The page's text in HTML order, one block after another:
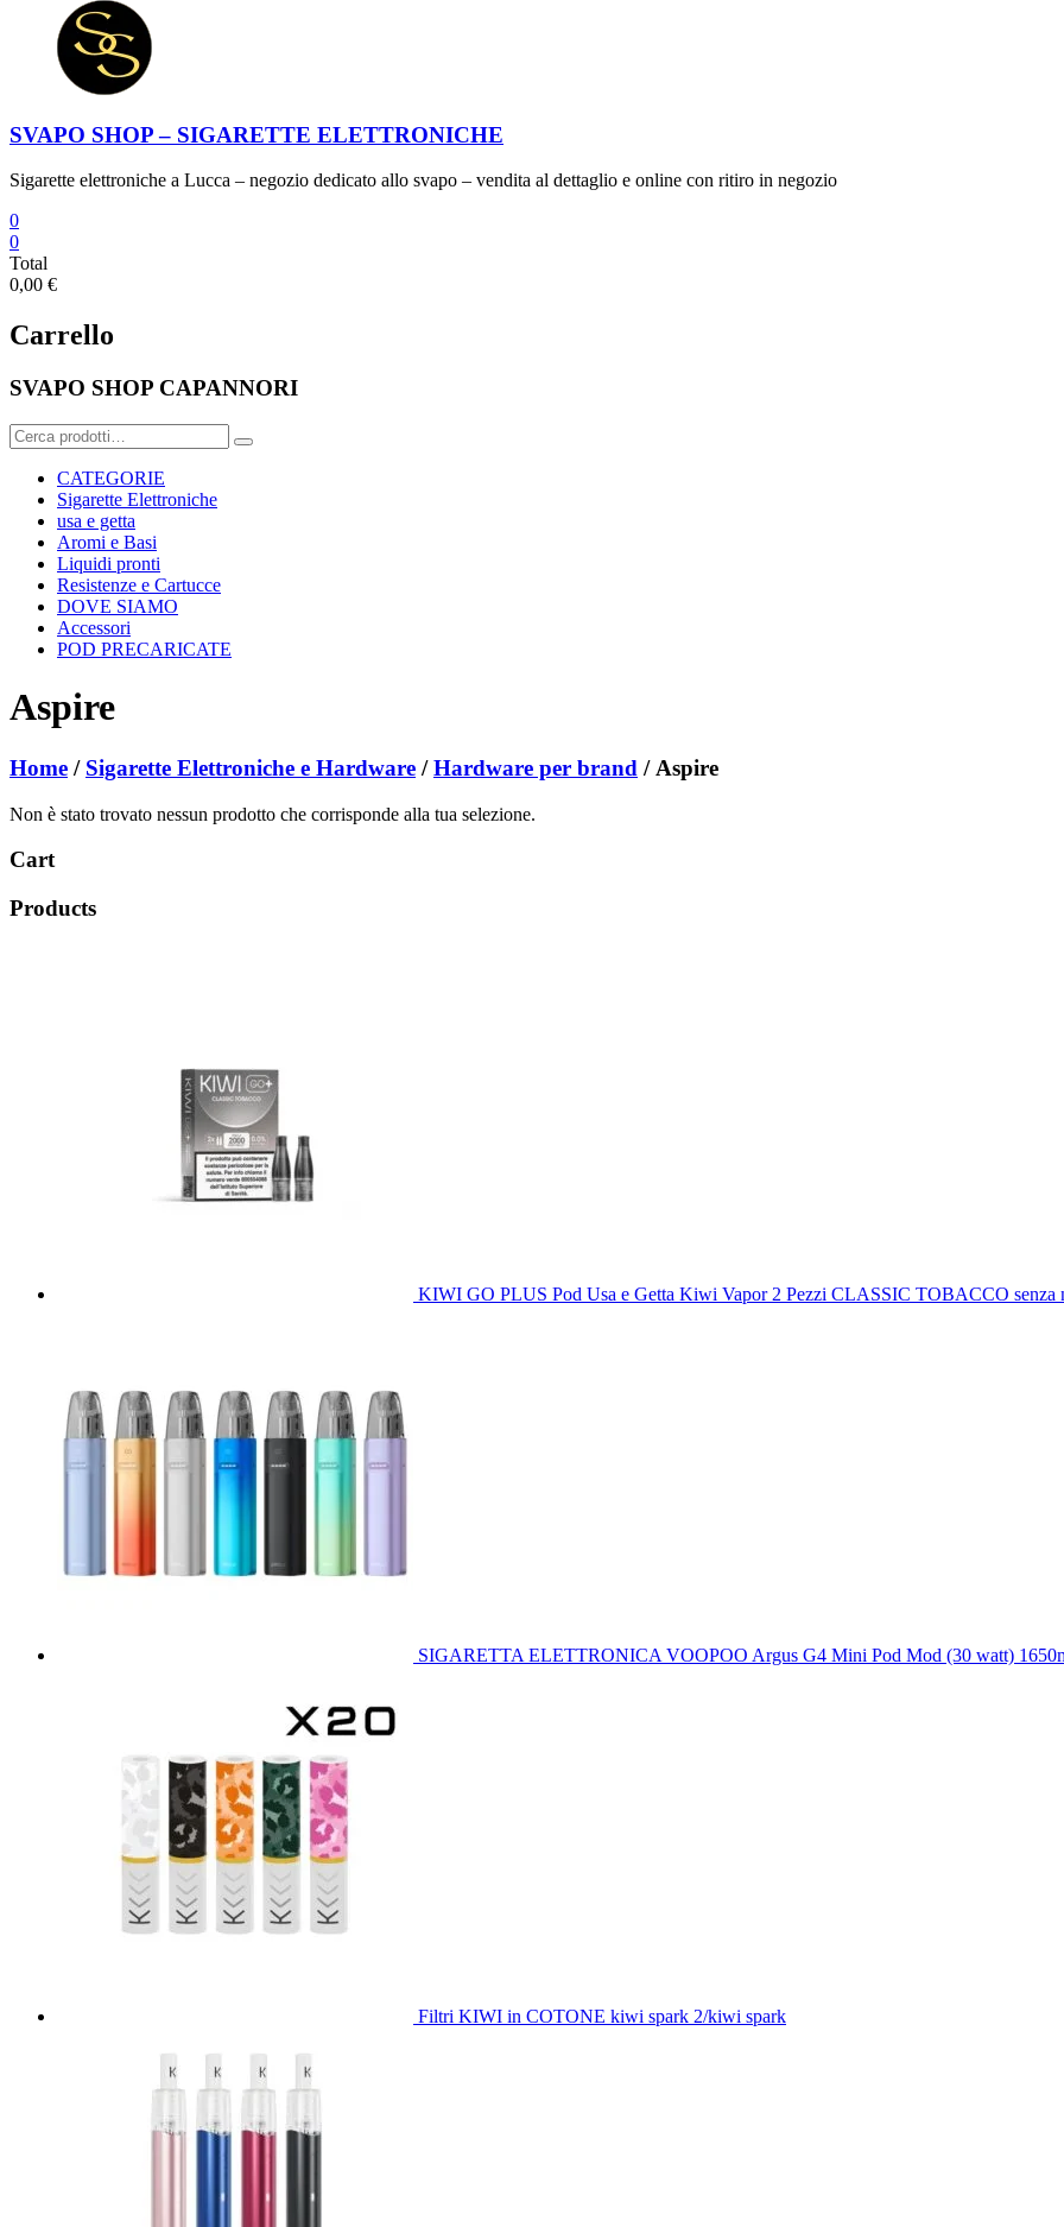
SVAPO SHOP – SIGARETTE ELETTRONICHE
Sigarette elettroniche a Lucca – negozio dedicato allo svapo – vendita al dettaglio e online con ritiro in negozio
0
0
Total
0,00 €
Carrello
SVAPO SHOP CAPANNORI
Cerca:
CATEGORIE
Sigarette Elettroniche
usa e getta
Aromi e Basi
Liquidi pronti
Resistenze e Cartucce
DOVE SIAMO
Accessori
POD PRECARICATE
Aspire
Home / Sigarette Elettroniche e Hardware /Hardware per brand / Aspire
Non è stato trovato nessun prodotto che corrisponde alla tua selezione.
Cart
Products
KIWI GO PLUS Pod Usa e Getta Kiwi Vapor 2 Pezzi CLASSIC TOBACCO senza
SIGARETTA ELETTRONICA VOOPOO Argus G4 Mini Pod Mod (30 watt)
Filtri KIWI in COTONE kiwi spark 2/kiwi spark